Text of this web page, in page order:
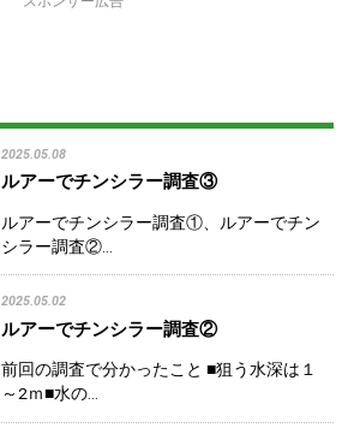
2025.05.08
ルアーでチンシラー調査③
ルアーでチンシラー調査①、ルアーでチン
シラー調査②…
2025.05.02
ルアーでチンシラー調査②
前回の調査で分かったこと ■狙う水深は１
～2ｍ■水の…